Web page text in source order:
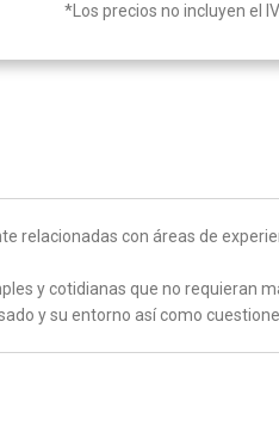
*Los precios no incluyen el
relacionadas con áreas de
y cotidianas que no requieran
y su entorno así como